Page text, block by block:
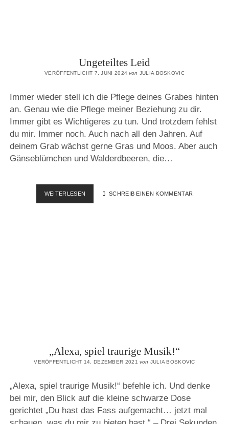
Ungeteiltes Leid
VERÖFFENTLICHT 7. JUNI 2024von JULIA BOSKOVIC
Immer wieder stell ich die Pflege deines Grabes hinten
an. Genau wie die Pflege meiner Beziehung zu dir.
Immer gibt es Wichtigeres zu tun. Und trotzdem fehlst
du mir. Immer noch. Auch nach all den Jahren. Auf
deinem Grab wächst gerne Gras und Moos. Aber auch
Gänseblümchen und Walderdbeeren, die…
WEITERLESEN UNGETEILTES
LEID
SCHREIB EINEN KOMMENTAR
„Alexa, spiel traurige Musik!“
VERÖFFENTLICHT 14. DEZEMBER 2021von JULIA BOSKOVIC
„Alexa, spiel traurige Musik!“ befehle ich. Und denke
bei mir, den Blick auf die kleine schwarze Dose
gerichtet „Du hast das Fass aufgemacht… jetzt mal